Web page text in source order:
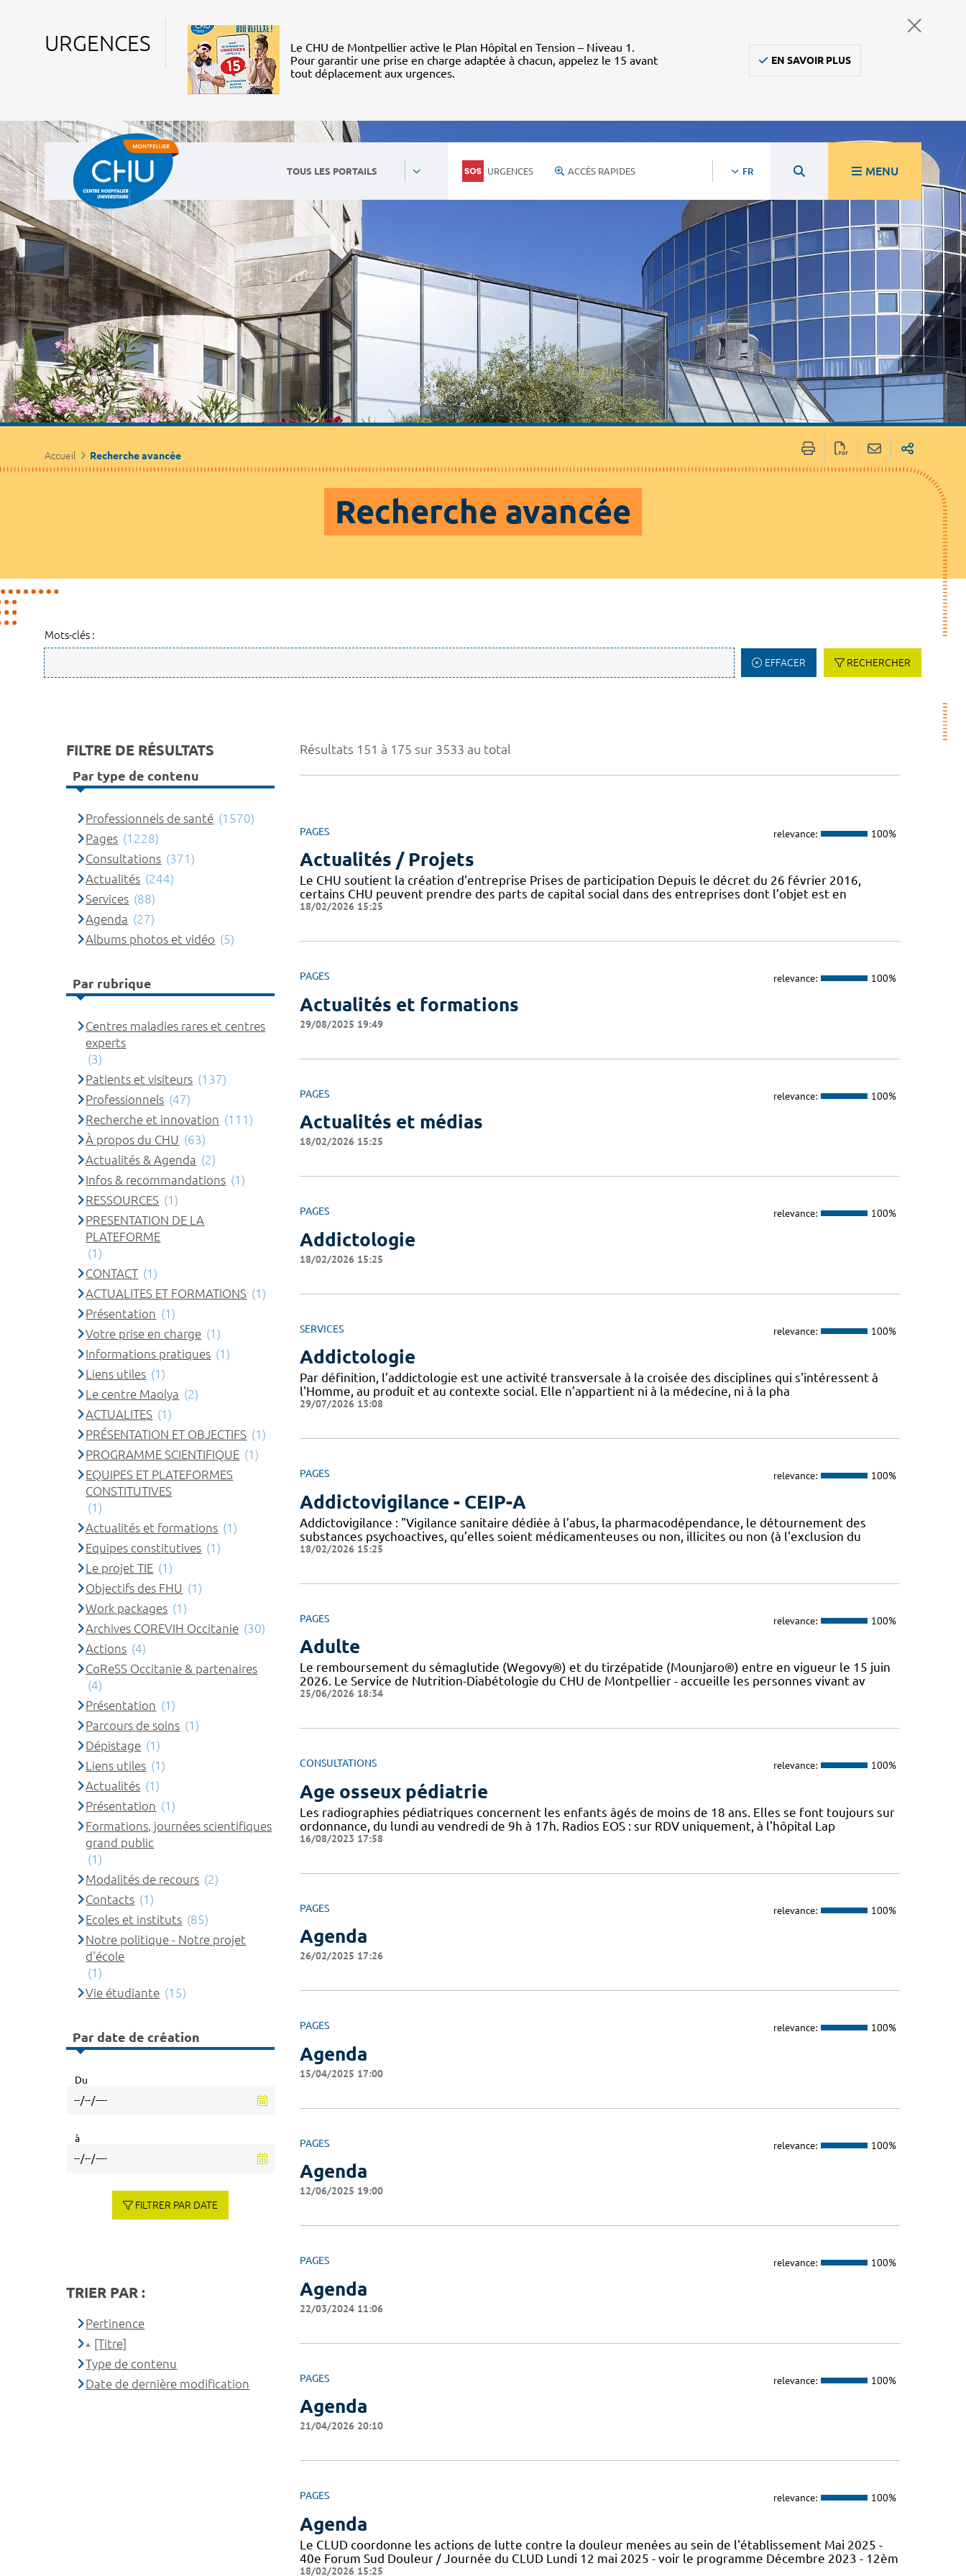
URGENCES
Le CHU de Montpellier active le Plan Hôpital en Tension – Niveau 1.
Pour garantir une prise en charge adaptée à chacun, appelez le 15 avant
tout déplacement aux urgences.
EN SAVOIR PLUS
TOUS LES PORTAILS URGENCES ACCÈS RAPIDES FR MENU
Accueil Recherche avancée
Recherche avancée
Mots-clés :
EFFACER RECHERCHER
Résultats 151 à 175 sur 3533 au total
PAGES relevance: 100%
Actualités / Projets
Le CHU soutient la création d'entreprise Prises de participation Depuis le décret du 26 février 2016,
certains CHU peuvent prendre des parts de capital social dans des entreprises dont l’objet est en
18/02/2026 15:25
PAGES relevance: 100%
Actualités et formations
29/08/2025 19:49
PAGES relevance: 100%
Actualités et médias
18/02/2026 15:25
PAGES relevance: 100%
Addictologie
18/02/2026 15:25
SERVICES relevance: 100%
Addictologie
Par définition, l’addictologie est une activité transversale à la croisée des disciplines qui s'intéressent à
l'Homme, au produit et au contexte social. Elle n’appartient ni à la médecine, ni à la pha
29/07/2026 13:08
PAGES relevance: 100%
Addictovigilance - CEIP-A
Addictovigilance : "Vigilance sanitaire dédiée à l’abus, la pharmacodépendance, le détournement des
substances psychoactives, qu’elles soient médicamenteuses ou non, illicites ou non (à l'exclusion du
18/02/2026 15:25
PAGES relevance: 100%
Adulte
Le remboursement du sémaglutide (Wegovy®) et du tirzépatide (Mounjaro®) entre en vigueur le 15 juin
2026. Le Service de Nutrition-Diabétologie du CHU de Montpellier - accueille les personnes vivant av
25/06/2026 18:34
CONSULTATIONS relevance: 100%
Age osseux pédiatrie
Les radiographies pédiatriques concernent les enfants âgés de moins de 18 ans. Elles se font toujours sur
ordonnance, du lundi au vendredi de 9h à 17h. Radios EOS : sur RDV uniquement, à l'hôpital Lap
16/08/2023 17:58
PAGES relevance: 100%
Agenda
26/02/2025 17:26
PAGES relevance: 100%
Agenda
15/04/2025 17:00
PAGES relevance: 100%
Agenda
12/06/2025 19:00
PAGES relevance: 100%
Agenda
22/03/2024 11:06
PAGES relevance: 100%
Agenda
21/04/2026 20:10
PAGES relevance: 100%
Agenda
Le CLUD coordonne les actions de lutte contre la douleur menées au sein de l'établissement Mai 2025 -
40e Forum Sud Douleur / Journée du CLUD Lundi 12 mai 2025 - voir le programme Décembre 2023 - 12èm
18/02/2026 15:25
FILTRE DE RÉSULTATS
Par type de contenu
Professionnels de santé (1570)
Pages (1228)
Consultations (371)
Actualités (244)
Services (88)
Agenda (27)
Albums photos et vidéo (5)
Par rubrique
Centres maladies rares et centres
experts
(3)
Patients et visiteurs (137)
Professionnels (47)
Recherche et innovation (111)
À propos du CHU (63)
Actualités & Agenda (2)
Infos & recommandations (1)
RESSOURCES (1)
PRESENTATION DE LA
PLATEFORME
(1)
CONTACT (1)
ACTUALITES ET FORMATIONS (1)
Présentation (1)
Votre prise en charge (1)
Informations pratiques (1)
Liens utiles (1)
Le centre Maolya (2)
ACTUALITES (1)
PRÉSENTATION ET OBJECTIFS (1)
PROGRAMME SCIENTIFIQUE (1)
EQUIPES ET PLATEFORMES
CONSTITUTIVES
(1)
Actualités et formations (1)
Equipes constitutives (1)
Le projet TIE (1)
Objectifs des FHU (1)
Work packages (1)
Archives COREVIH Occitanie (30)
Actions (4)
CoReSS Occitanie & partenaires
(4)
Présentation (1)
Parcours de soins (1)
Dépistage (1)
Liens utiles (1)
Actualités (1)
Présentation (1)
Formations, journées scientifiques
grand public
(1)
Modalités de recours (2)
Contacts (1)
Ecoles et instituts (85)
Notre politique - Notre projet
d'école
(1)
Vie étudiante (15)
Par date de création
Du
à
FILTRER PAR DATE
TRIER PAR :
Pertinence
[Titre]
Type de contenu
Date de dernière modification